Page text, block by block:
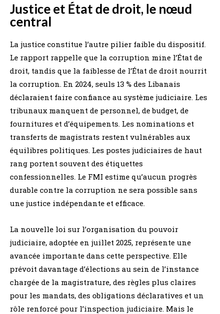
Justice et État de droit, le nœud
central
La justice constitue l’autre pilier faible du dispositif.
Le rapport rappelle que la corruption mine l’État de
droit, tandis que la faiblesse de l’État de droit nourrit
la corruption. En 2024, seuls 13 % des Libanais
déclaraient faire confiance au système judiciaire. Les
tribunaux manquent de personnel, de budget, de
fournitures et d’équipements. Les nominations et
transferts de magistrats restent vulnérables aux
équilibres politiques. Les postes judiciaires de haut
rang portent souvent des étiquettes
confessionnelles. Le FMI estime qu’aucun progrès
durable contre la corruption ne sera possible sans
une justice indépendante et efficace.
La nouvelle loi sur l’organisation du pouvoir
judiciaire, adoptée en juillet 2025, représente une
avancée importante dans cette perspective. Elle
prévoit davantage d’élections au sein de l’instance
chargée de la magistrature, des règles plus claires
pour les mandats, des obligations déclaratives et un
rôle renforcé pour l’inspection judiciaire. Mais le